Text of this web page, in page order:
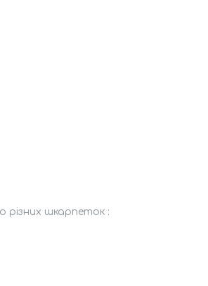
різних шкарпеток :